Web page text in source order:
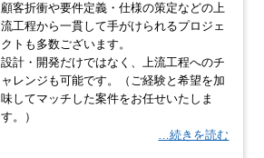
顧客折衝や要件定義・仕様の策定などの上
流工程から一貫して手がけられるプロジェ
クトも多数ございます。
設計・開発だけではなく、上流工程へのチ
ャレンジも可能です。（ご経験と希望を加
味してマッチした案件をお任せいたしま
す。）
…続きを読む